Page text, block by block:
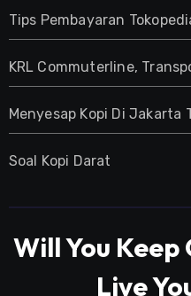
Tips Pembayaran
KRL Commuterline,
Menyesap Kopi Di Jakarta
Soal Kopi Darat
Will You
Live